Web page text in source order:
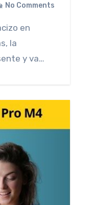
No Comments
la
y va…